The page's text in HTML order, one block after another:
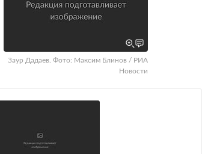
Заур Дадаев. Фото: Максим Блинов / РИА
Новости